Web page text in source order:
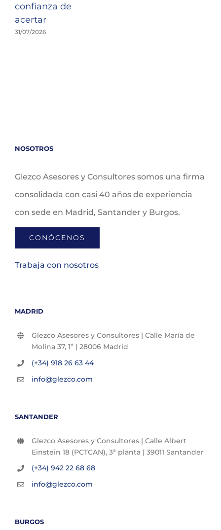
confianza de
acertar
31/07/2026
NOSOTROS
Glezco Asesores y Consultores somos una firma
consolidada con casi 40 años de experiencia
con sede en Madrid, Santander y Burgos.
CONÓCENOS
Trabaja con nosotros
MADRID
Glezco Asesores y Consultores | Calle María de
Molina 37, 1º | 28006 Madrid
(+34) 918 26 63 44
info@glezco.com
SANTANDER
Glezco Asesores y Consultores | Calle Albert
Einstein 18 (PCTCAN), 3ª planta | 39011 Santander
(+34) 942 22 68 68
info@glezco.com
BURGOS